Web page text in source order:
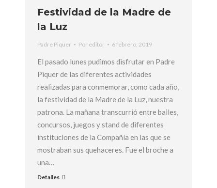
Festividad de la Madre de
la Luz
Padre Piquer Por editor 6 febrero, 2019
El pasado lunes pudimos disfrutar en Padre
Piquer de las diferentes actividades
realizadas para conmemorar, como cada año,
la festividad de la Madre de la Luz, nuestra
patrona. La mañana transcurrió entre bailes,
concursos, juegos y stand de diferentes
instituciones de la Compañía en las que se
mostraban sus quehaceres. Fue el broche a
una…
Detalles